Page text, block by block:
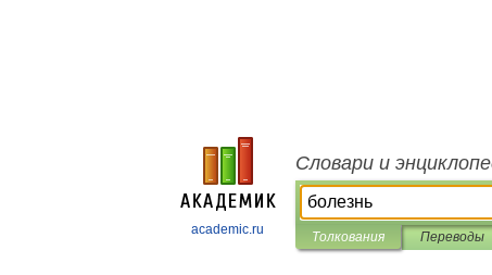
academic.ru
Словари и
Толкования Переводы